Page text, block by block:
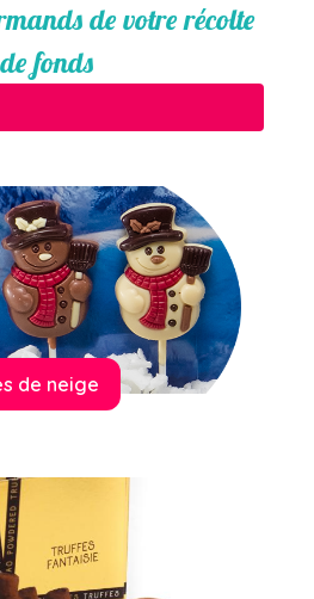
de votre récolte
de fonds
de neige